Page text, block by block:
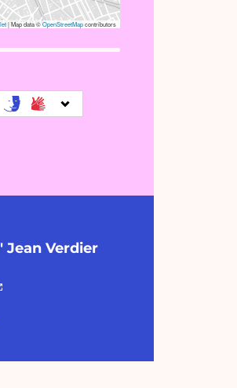
|Map data ©OpenStreetMapcontributors
Jean Verdier